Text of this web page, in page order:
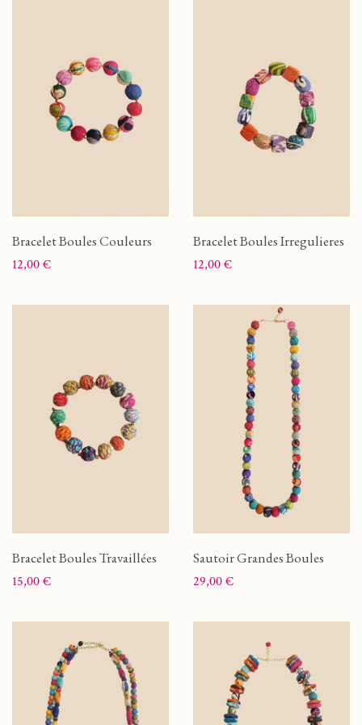
Bracelet Boules Couleurs
Prix
12,00 €
Bracelet Boules Irregulieres
Prix
12,00 €
Bracelet Boules Travaillées
Prix
15,00 €
Sautoir Grandes Boules
Prix
29,00 €